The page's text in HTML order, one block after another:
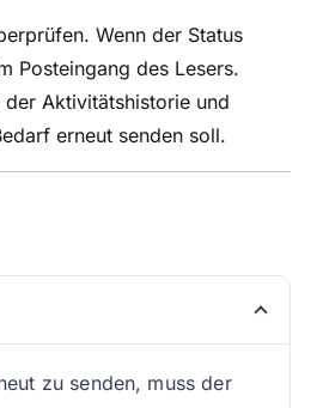
Wenn der Status
Posteingang des Lesers.
Aktivitätshistorie und
erneut senden soll.
zu senden, muss der